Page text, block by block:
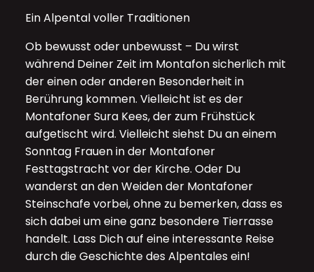
Ein Alpental voller Traditionen
Ob bewusst oder unbewusst – Du wirst
während Deiner Zeit im Montafon sicherlich mit
der einen oder anderen Besonderheit in
Berührung kommen. Vielleicht ist es der
Montafoner Sura Kees, der zum Frühstück
aufgetischt wird. Vielleicht siehst Du an einem
Sonntag Frauen in der Montafoner
Festtagstracht vor der Kirche. Oder Du
wanderst an den Weiden der Montafoner
Steinschafe vorbei, ohne zu bemerken, dass es
sich dabei um eine ganz besondere Tierrasse
handelt. Lass Dich auf eine interessante Reise
durch die Geschichte des Alpentales ein!